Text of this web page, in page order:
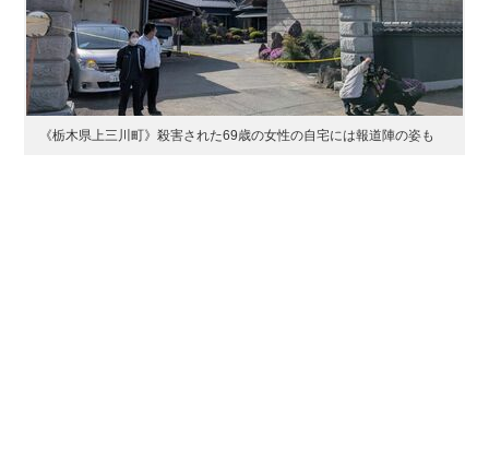
《栃木県上三川町》殺害された69歳の女性の自宅には報道陣の姿も